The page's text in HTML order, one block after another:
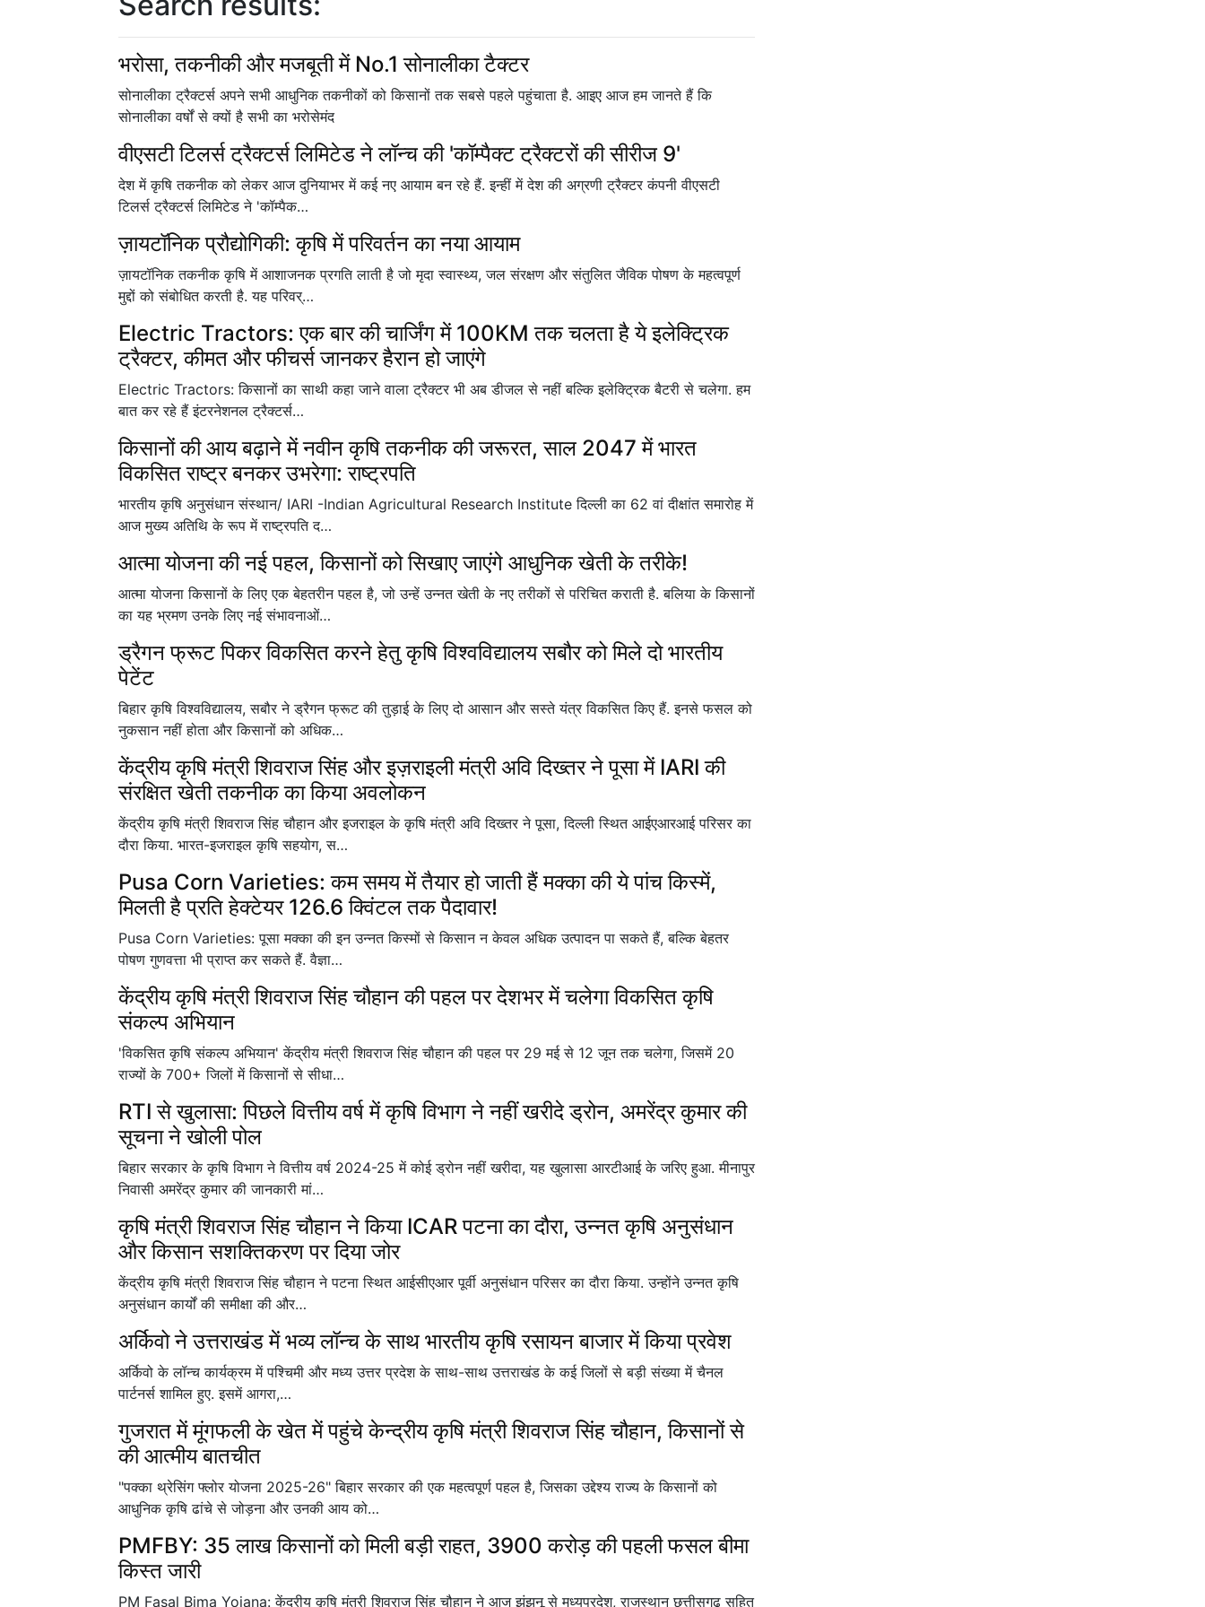
भरोसा, तकनीकी और मजबूती में No.1 सोनालीका टैक्टर
सोनालीका ट्रैक्टर्स अपने सभी आधुनिक तकनीकों को किसानों तक सबसे पहले पहुंचाता है. आइए आज हम जानते हैं कि
सोनालीका वर्षों से क्यों है सभी का भरोसेमंद
वीएसटी टिलर्स ट्रैक्टर्स लिमिटेड ने लॉन्च की 'कॉम्पैक्ट ट्रैक्टरों की सीरीज 9'
देश में कृषि तकनीक को लेकर आज दुनियाभर में कई नए आयाम बन रहे हैं. इन्हीं में देश की अग्रणी ट्रैक्टर कंपनी वीएसटी
टिलर्स ट्रैक्टर्स लिमिटेड ने 'कॉम्पैक…
ज़ायटॉनिक प्रौद्योगिकी: कृषि में परिवर्तन का नया आयाम
ज़ायटॉनिक तकनीक कृषि में आशाजनक प्रगति लाती है जो मृदा स्वास्थ्य, जल संरक्षण और संतुलित जैविक पोषण के महत्वपूर्ण
मुद्दों को संबोधित करती है. यह परिवर्…
Electric Tractors: एक बार की चार्जिंग में 100KM तक चलता है ये इलेक्ट्रिक
ट्रैक्टर, कीमत और फीचर्स जानकर हैरान हो जाएंगे
Electric Tractors: किसानों का साथी कहा जाने वाला ट्रैक्टर भी अब डीजल से नहीं बल्कि इलेक्ट्रिक बैटरी से चलेगा. हम
बात कर रहे हैं इंटरनेशनल ट्रैक्टर्स…
किसानों की आय बढ़ाने में नवीन कृषि तकनीक की जरूरत, साल 2047 में भारत
विकसित राष्ट्र बनकर उभरेगा: राष्ट्रपति
भारतीय कृषि अनुसंधान संस्थान/ IARI -Indian Agricultural Research Institute दिल्ली का 62 वां दीक्षांत समारोह में
आज मुख्य अतिथि के रूप में राष्ट्रपति द…
आत्मा योजना की नई पहल, किसानों को सिखाए जाएंगे आधुनिक खेती के तरीके!
आत्मा योजना किसानों के लिए एक बेहतरीन पहल है, जो उन्हें उन्नत खेती के नए तरीकों से परिचित कराती है. बलिया के किसानों
का यह भ्रमण उनके लिए नई संभावनाओं…
ड्रैगन फ्रूट पिकर विकसित करने हेतु कृषि विश्वविद्यालय सबौर को मिले दो भारतीय
पेटेंट
बिहार कृषि विश्वविद्यालय, सबौर ने ड्रैगन फ्रूट की तुड़ाई के लिए दो आसान और सस्ते यंत्र विकसित किए हैं. इनसे फसल को
नुकसान नहीं होता और किसानों को अधिक…
केंद्रीय कृषि मंत्री शिवराज सिंह और इज़राइली मंत्री अवि दिख्तर ने पूसा में IARI की
संरक्षित खेती तकनीक का किया अवलोकन
केंद्रीय कृषि मंत्री शिवराज सिंह चौहान और इजराइल के कृषि मंत्री अवि दिख्तर ने पूसा, दिल्ली स्थित आईएआरआई परिसर का
दौरा किया. भारत-इजराइल कृषि सहयोग, स…
Pusa Corn Varieties: कम समय में तैयार हो जाती हैं मक्का की ये पांच किस्में,
मिलती है प्रति हेक्टेयर 126.6 क्विंटल तक पैदावार!
Pusa Corn Varieties: पूसा मक्का की इन उन्नत किस्मों से किसान न केवल अधिक उत्पादन पा सकते हैं, बल्कि बेहतर
पोषण गुणवत्ता भी प्राप्त कर सकते हैं. वैज्ञा…
केंद्रीय कृषि मंत्री शिवराज सिंह चौहान की पहल पर देशभर में चलेगा विकसित कृषि
संकल्प अभियान
'विकसित कृषि संकल्प अभियान' केंद्रीय मंत्री शिवराज सिंह चौहान की पहल पर 29 मई से 12 जून तक चलेगा, जिसमें 20
राज्यों के 700+ जिलों में किसानों से सीधा…
RTI से खुलासा: पिछले वित्तीय वर्ष में कृषि विभाग ने नहीं खरीदे ड्रोन, अमरेंद्र कुमार की
सूचना ने खोली पोल
बिहार सरकार के कृषि विभाग ने वित्तीय वर्ष 2024-25 में कोई ड्रोन नहीं खरीदा, यह खुलासा आरटीआई के जरिए हुआ. मीनापुर
निवासी अमरेंद्र कुमार की जानकारी मां…
कृषि मंत्री शिवराज सिंह चौहान ने किया ICAR पटना का दौरा, उन्नत कृषि अनुसंधान
और किसान सशक्तिकरण पर दिया जोर
केंद्रीय कृषि मंत्री शिवराज सिंह चौहान ने पटना स्थित आईसीएआर पूर्वी अनुसंधान परिसर का दौरा किया. उन्होंने उन्नत कृषि
अनुसंधान कार्यों की समीक्षा की और…
अर्किवो ने उत्तराखंड में भव्य लॉन्च के साथ भारतीय कृषि रसायन बाजार में किया प्रवेश
अर्किवो के लॉन्च कार्यक्रम में पश्चिमी और मध्य उत्तर प्रदेश के साथ-साथ उत्तराखंड के कई जिलों से बड़ी संख्या में चैनल
पार्टनर्स शामिल हुए. इसमें आगरा,…
गुजरात में मूंगफली के खेत में पहुंचे केन्द्रीय कृषि मंत्री शिवराज सिंह चौहान, किसानों से
की आत्मीय बातचीत
"पक्का थ्रेसिंग फ्लोर योजना 2025-26" बिहार सरकार की एक महत्वपूर्ण पहल है, जिसका उद्देश्य राज्य के किसानों को
आधुनिक कृषि ढांचे से जोड़ना और उनकी आय को…
PMFBY: 35 लाख किसानों को मिली बड़ी राहत, 3900 करोड़ की पहली फसल बीमा
किस्त जारी
PM Fasal Bima Yojana: केंद्रीय कृषि मंत्री शिवराज सिंह चौहान ने आज झुंझुनू से मध्यप्रदेश, राजस्थान छत्तीसगढ़ सहित